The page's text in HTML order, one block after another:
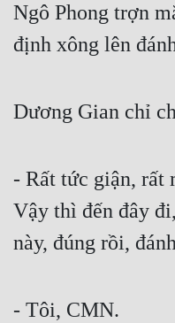
Điềm Đạm
Ngô Phong trợn
định xông lên
Dương Gian chỉ
- Rất tức giận, rất
Vậy thì đến đây
này, đúng rồi,
- Tôi, CMN.